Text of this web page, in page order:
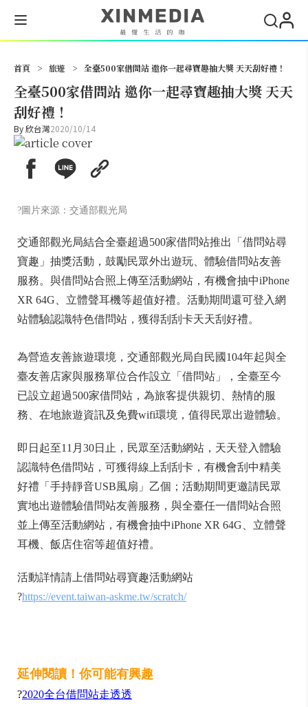
首頁 > 旅遊 > 全臺500家借問站 邀你一起尋寶趣抽大獎 天天刮好禮！
全臺500家借問站 邀你一起尋寶趣抽大獎 天天
刮好禮！
By欣台灣2020/10/14
?圖片來源：交通部觀光局
交通部觀光局結合全臺超過500家借問站推出「借問站尋
寶趣」抽獎活動，鼓勵民眾外出遊玩、體驗借問站友善
服務。與借問站合照上傳至活動網站，有機會抽中iPhone
XR 64G、立體聲耳機等超值好禮。活動期間還可登入網
站體驗認識特色借問站，獲得刮刮卡天天刮好禮。
為營造友善旅遊環境，交通部觀光局自民國104年起與全
臺友善店家與服務單位合作設立「借問站」，全臺至今
已設立超過500家借問站，為旅客提供親切、熱情的服
務、在地旅遊資訊及免費wifi環境，值得民眾出遊體驗。
即日起至11月30日止，民眾至活動網站，天天登入體驗
認識特色借問站，可獲得線上刮刮卡，有機會刮中精美
好禮「手持靜音USB風扇」乙個；活動期間更邀請民眾
實地出遊體驗借問站友善服務，與全臺任一借問站合照
並上傳至活動網站，有機會抽中iPhone XR 64G、立體聲
耳機、飯店住宿等超值好禮。
活動詳情請上借問站尋寶趣活動網站
?https://event.taiwan-askme.tw/scratch/
延伸閱讀！你可能有興趣
?2020全台借問站走透透